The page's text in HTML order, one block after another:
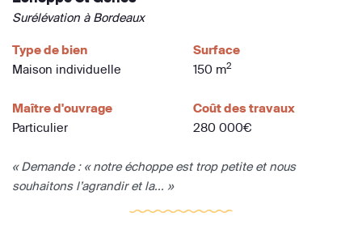
Surélévation à Bordeaux
Type de bien
Maison individuelle
Surface
150 m2
Maître d'ouvrage
Particulier
Coût des travaux
280 000€
« Demande : « notre échoppe est trop petite et nous
souhaitons l’agrandir et la... »